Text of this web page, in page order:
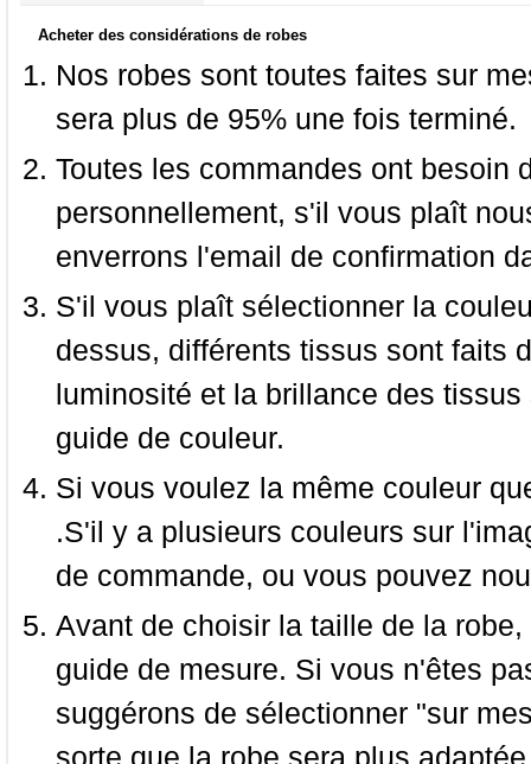
Acheter des considérations de robes
Nos robes sont toutes faites sur
sera plus de 95% une fois terminé.
Toutes les commandes ont besoin
personnellement, s'il vous plaît
enverrons l'email de confirmation
S'il vous plaît sélectionner la
dessus, différents tissus sont faits
luminosité et la brillance des
guide de couleur.
Si vous voulez la même couleur
.S'il y a plusieurs couleurs sur
de commande, ou vous pouvez
Avant de choisir la taille de la
guide de mesure. Si vous n'êtes
suggérons de sélectionner "sur
sorte que la robe sera plus